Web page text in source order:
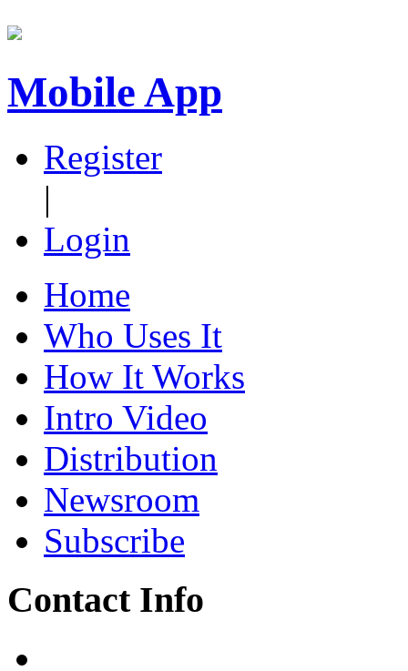
Mobile App
Register
|
Login
Home
Who Uses It
How It Works
Intro Video
Distribution
Newsroom
Subscribe
Contact Info